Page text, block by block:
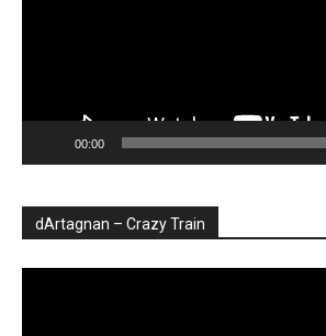
00:00
dArtagnan – Crazy Train